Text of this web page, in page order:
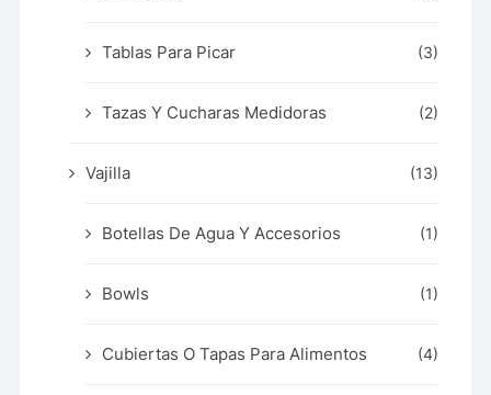
Tablas Para Picar (3)
Tazas Y Cucharas Medidoras (2)
Vajilla (13)
Botellas De Agua Y Accesorios (1)
Bowls (1)
Cubiertas O Tapas Para Alimentos (4)